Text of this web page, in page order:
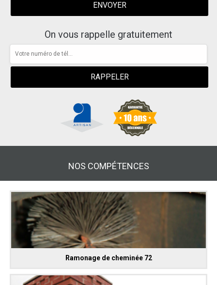
On vous rappelle gratuitement
NOS COMPÉTENCES
Ramonage de cheminée 72